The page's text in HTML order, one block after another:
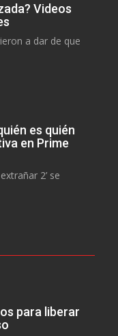
Videos
a dar de que
es quién
en Prime
2’ se
para liberar